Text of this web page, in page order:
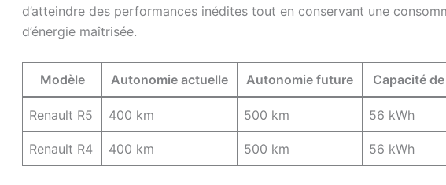
d’atteindre des performances inédites tout en conservant une
d’énergie maîtrisée.
Modèle Autonomie actuelle Autonomie future Capacité
Renault R5 400 km 500 km 56 kWh
Renault R4 400 km 500 km 56 kWh